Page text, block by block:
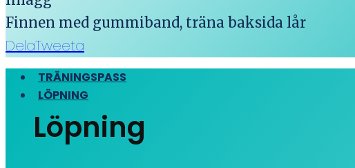
Finnen med gummiband, träna baksida lår
DelaTweeta
TRÄNINGSPASS
LÖPNING
Löpning